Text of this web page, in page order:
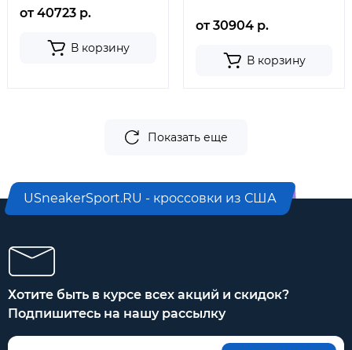
от 40723 р.
В корзину
от 30904 р.
В корзину
Показать еще
USneakerSport.RU - кроссовки из США
Хотите быть в курсе всех акций и скидок?
Подпишитесь на нашу рассылку